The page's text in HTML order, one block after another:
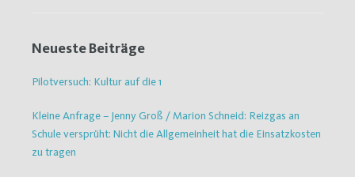
Neueste Beiträge
Pilotversuch: Kultur auf die 1
Kleine Anfrage – Jenny Groß / Marion Schneid: Reizgas an
Schule versprüht: Nicht die Allgemeinheit hat die Einsatzkosten
zu tragen